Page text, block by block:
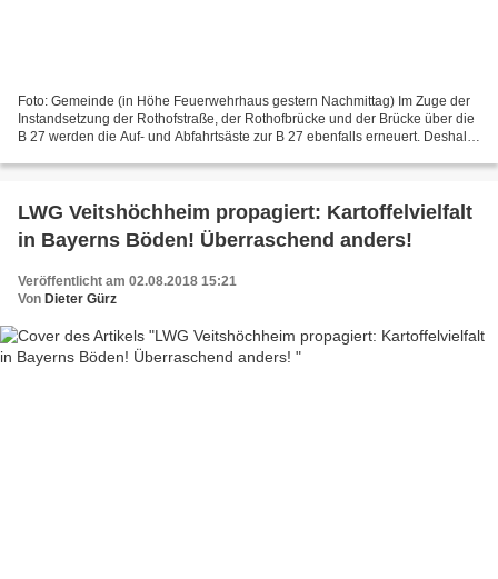
Foto: Gemeinde (in Höhe Feuerwehrhaus gestern Nachmittag) Im Zuge der
Instandsetzung der Rothofstraße, der Rothofbrücke und der Brücke über die
B 27 werden die Auf- und Abfahrtsäste zur B 27 ebenfalls erneuert. Deshalb
LWG Veitshöchheim propagiert: Kartoffelvielfalt
in Bayerns Böden! Überraschend anders!
Veröffentlicht am 02.08.2018 15:21
Von Dieter Gürz